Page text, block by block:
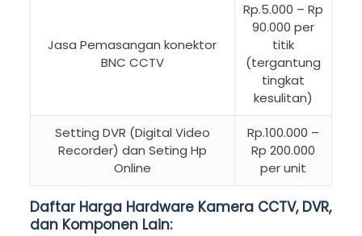
Jasa Pemasangan konektor
BNC CCTV
Rp.5.000 – Rp
90.000 per
titik
(tergantung
tingkat
kesulitan)
Setting DVR (Digital Video
Recorder) dan Seting Hp
Online
Rp.100.000 –
Rp 200.000
per unit
Daftar Harga Hardware Kamera CCTV, DVR,
dan Komponen Lain: